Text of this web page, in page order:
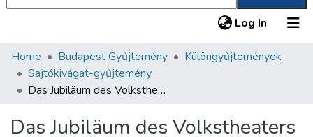
Log In (current)
Communities & Collections
All of DSpace
Home Budapest Gyűjtemény
Különgyűjtemények
Sajtókivágat-gyűjtemény
Das Jubiläum des Volkstheaters
Das Jubiläum des Volkstheaters